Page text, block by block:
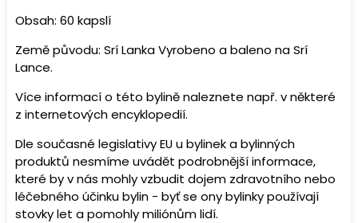
Obsah: 60 kapslí
Země původu: Srí Lanka Vyrobeno a baleno na Srí
Lance.
Více informací o této bylině naleznete např. v některé
z internetových encyklopedií.
Dle současné legislativy EU u bylinek a bylinných
produktů nesmíme uvádět podrobnější informace,
které by v nás mohly vzbudit dojem zdravotního nebo
léčebného účinku bylin - byť se ony bylinky používají
stovky let a pomohly miliónům lidí.